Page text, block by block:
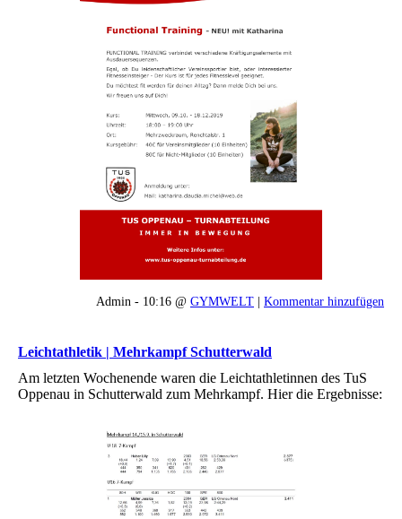
Admin - 10:16 @ GYMWELT | Kommentar hinzufügen
Leichtathletik | Mehrkampf Schutterwald
Am letzten Wochenende waren die Leichtathletinnen des TuS
Oppenau in Schutterwald zum Mehrkampf. Hier die Ergebnisse: